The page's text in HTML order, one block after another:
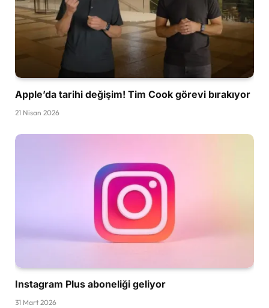
Apple’da tarihi değişim! Tim Cook görevi bırakıyor
21 Nisan 2026
Instagram Plus aboneliği geliyor
31 Mart 2026